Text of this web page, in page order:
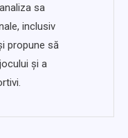
sa
inclusiv
propune să
și a